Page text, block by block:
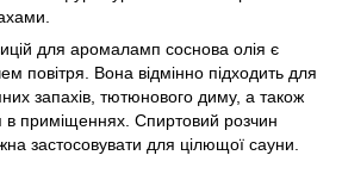
для аромаламп соснова олія є
повітря. Вона відмінно підходить для
запахів, тютюнового диму, а також
в приміщеннях. Спиртовий розчин
застосовувати для цілющої сауни.